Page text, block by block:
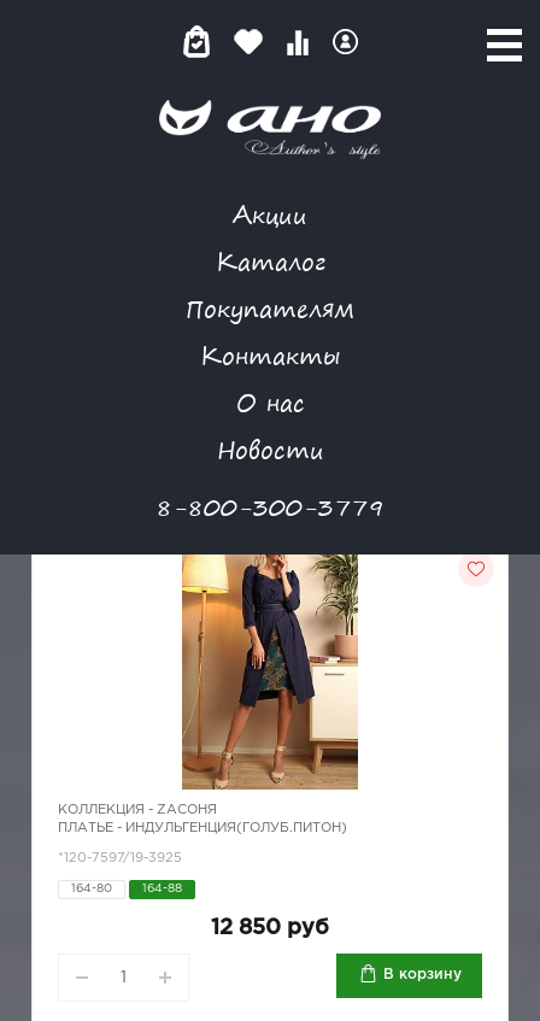
Акции
Каталог
Покупателям
Контакты
О нас
Новости
8-800-300-3779
КАТАЛОГ ТОВАРОВ
КОЛЛЕКЦИЯ - ZAСОНЯ
ПЛАТЬЕ - ИНДУЛЬГЕНЦИЯ(ГОЛУБ.ПИТОН)
*120-7597/19-3925
164-80 164-88
12 850 руб
В корзину